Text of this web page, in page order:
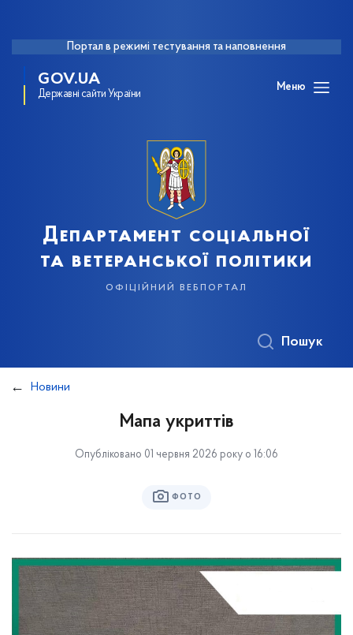
Портал в режимі тестування та наповнення
GOV.UA
Державні сайти України
Меню
Департамент соціальної
та ветеранської політики
офіційний вебпортал
Пошук
Новини
Мапа укриттів
Опубліковано 01 червня 2026 року о 16:06
ФОТО